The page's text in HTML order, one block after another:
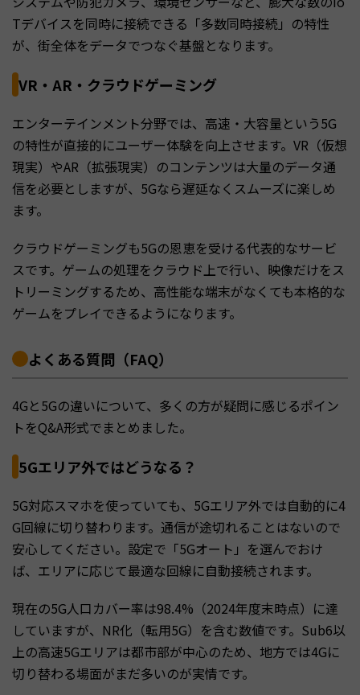
Tデバイスを同時に接続できる「多数同時接続」の特性
が、街全体をデータでつなぐ基盤となります。
VR・AR・クラウドゲーミング
エンターテインメント分野では、高速・大容量という5G
の特性が直接的にユーザー体験を向上させます。VR（仮想
現実）やAR（拡張現実）のコンテンツは大量のデータ通
信を必要としますが、5Gなら遅延なくスムーズに楽しめ
ます。
クラウドゲーミングも5Gの恩恵を受ける代表的なサービ
スです。ゲームの処理をクラウド上で行い、映像だけをス
トリーミングするため、高性能な端末がなくても本格的な
ゲームをプレイできるようになります。
よくある質問（FAQ）
4Gと5Gの違いについて、多くの方が疑問に感じるポイン
トをQ&A形式でまとめました。
5Gエリア外ではどうなる？
5G対応スマホを使っていても、5Gエリア外では自動的に4
G回線に切り替わります。通信が途切れることはないので
安心してください。設定で「5Gオート」を選んでおけ
ば、エリアに応じて最適な回線に自動接続されます。
現在の5G人口カバー率は98.4%（2024年度末時点）に達
していますが、NR化（転用5G）を含む数値です。Sub6以
上の高速5Gエリアは都市部が中心のため、地方では4Gに
切り替わる場面がまだ多いのが実情です。